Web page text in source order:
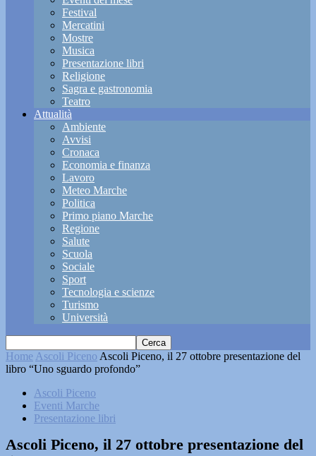
Festival
Mercatini
Mostre
Musica
Presentazione libri
Religione
Sagra e gastronomia
Teatro
Attualità
Ambiente
Avvisi
Cronaca
Economia e finanza
Lavoro
Meteo Marche
Politica
Primo piano Marche
Regione
Salute
Scuola
Sociale
Sport
Tecnologia e scienze
Turismo
Università
Home Ascoli Piceno Ascoli Piceno, il 27 ottobre presentazione del
libro “Uno sguardo profondo”
Ascoli Piceno
Eventi Marche
Presentazione libri
Ascoli Piceno, il 27 ottobre presentazione del